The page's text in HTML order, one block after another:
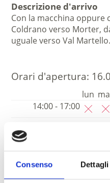
Consenso Dettagli
Descrizione d'arrivo
Con la macchina oppure
Coldrano verso Morter,
uguale verso Val Martello.
Orari d'apertura:
lun
14:00 - 17:00